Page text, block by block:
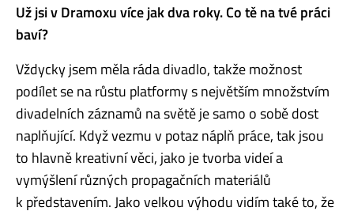
Už jsi v Dramoxu více jak dva roky. Co tě na tvé práci
baví?
Vždycky jsem měla ráda divadlo, takže možnost
podílet se na růstu platformy s největším množstvím
divadelních záznamů na světě je samo o sobě dost
naplňující. Když vezmu v potaz náplň práce, tak jsou
to hlavně kreativní věci, jako je tvorba videí a
vymýšlení různých propagačních materiálů
k představením. Jako velkou výhodu vidím také to, že